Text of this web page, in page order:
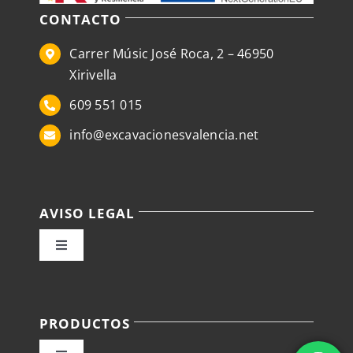
CONTACTO
Carrer Músic José Roca, 2 – 46950
Xirivella
609 551 015
info@excavacionesvalencia.net
AVISO LEGAL
Toggle
Condiciones de venta
PRODUCTOS